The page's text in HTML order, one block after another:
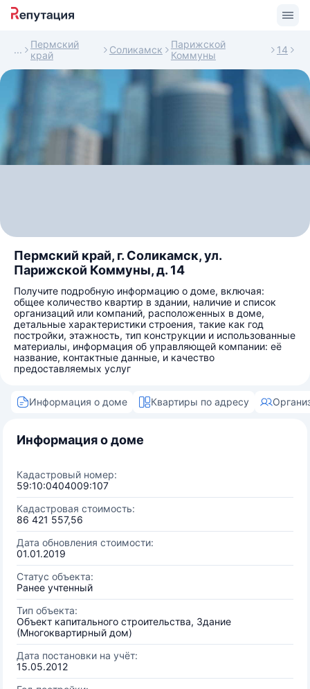
Пермский
край
Соликамск
Парижской
Коммуны
14
Пермский край, г. Соликамск, ул.
Парижской Коммуны, д. 14
Получите подробную информацию о доме, включая:
общее количество квартир в здании, наличие и список
организаций или компаний, расположенных в доме,
детальные характеристики строения, такие как год
постройки, этажность, тип конструкции и использованные
материалы, информация об управляющей компании: её
название, контактные данные, и качество
предоставляемых услуг
Информация о доме Квартиры по адресу
Информация о доме
Кадастровый номер:
59:10:0404009:107
Кадастровая стоимость:
86 421 557,56
Дата обновления стоимости:
01.01.2019
Статус объекта:
Ранее учтенный
Тип объекта:
Объект капитального строительства, Здание
(Многоквартирный дом)
Дата постановки на учёт:
15.05.2012